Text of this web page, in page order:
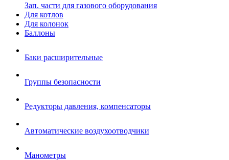
Зап. части для газового оборудования
Для котлов
Для колонок
Баллоны
Баки расширительные
Группы безопасности
Редукторы давления, компенсаторы
Автоматические воздухоотводчики
Манометры